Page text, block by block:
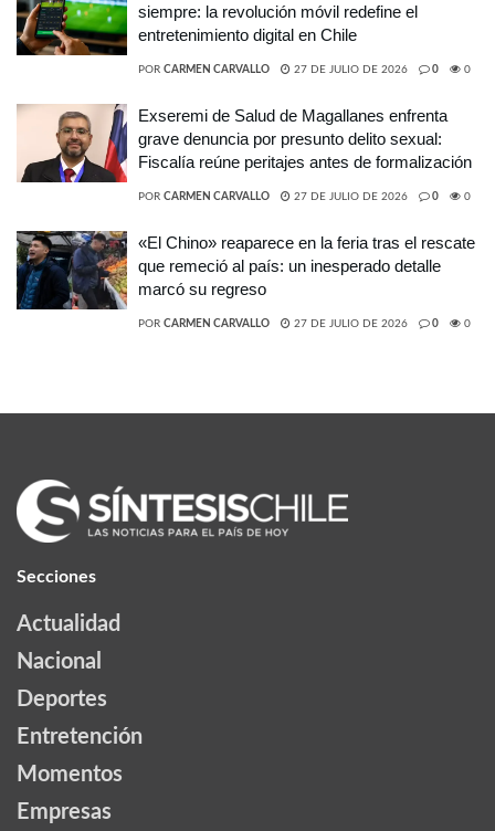
siempre: la revolución móvil redefine el
entretenimiento digital en Chile
POR CARMEN CARVALLO 27 DE JULIO DE 2026 0 0
Exseremi de Salud de Magallanes enfrenta
grave denuncia por presunto delito sexual:
Fiscalía reúne peritajes antes de formalización
POR CARMEN CARVALLO 27 DE JULIO DE 2026 0 0
«El Chino» reaparece en la feria tras el rescate
que remeció al país: un inesperado detalle
marcó su regreso
POR CARMEN CARVALLO 27 DE JULIO DE 2026 0 0
Secciones
Actualidad
Nacional
Deportes
Entretención
Momentos
Empresas